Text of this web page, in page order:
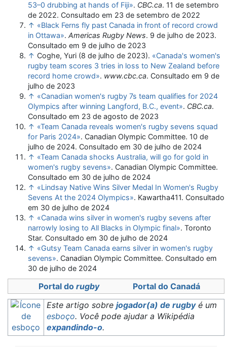
53–0 drubbing at hands of Fiji». CBC.ca. 11 de setembro
de 2022. Consultado em 23 de setembro de 2022
↑ «Black Ferns fly past Canada in front of record crowd
in Ottawa». Americas Rugby News. 9 de julho de 2023.
Consultado em 9 de julho de 2023
↑ Coghe, Yuri (8 de julho de 2023). «Canada's women's
rugby team scores 3 tries in loss to New Zealand before
record home crowd». www.cbc.ca. Consultado em 9 de
julho de 2023
↑ «Canadian women's rugby 7s team qualifies for 2024
Olympics after winning Langford, B.C., event». CBC.ca.
Consultado em 23 de agosto de 2023
↑ «Team Canada reveals women's rugby sevens squad
for Paris 2024». Canadian Olympic Committee. 10 de
julho de 2024. Consultado em 30 de julho de 2024
↑ «Team Canada shocks Australia, will go for gold in
women's rugby sevens». Canadian Olympic Committee.
Consultado em 30 de julho de 2024
↑ «Lindsay Native Wins Silver Medal In Women's Rugby
Sevens At the 2024 Olympics». Kawartha411. Consultado
em 30 de julho de 2024
↑ «Canada wins silver in women's rugby sevens after
narrowly losing to All Blacks in Olympic final». Toronto
Star. Consultado em 30 de julho de 2024
↑ «Gutsy Team Canada earns silver in women's rugby
sevens». Canadian Olympic Committee. Consultado em
30 de julho de 2024
Portal do rugby
Portal do Canadá
Este artigo sobre jogador(a) de rugbyé um
esboço. Você pode ajudar a Wikipédia
expandindo-o.